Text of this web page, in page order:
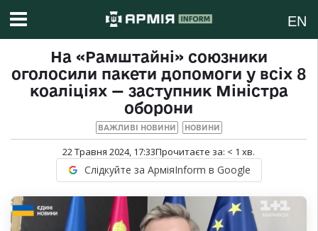
EN
На «Рамштайні» союзники
оголосили пакети допомоги у всіх 8
коаліціях — заступник Міністра
оборони
ВАЖЛИВІ НОВИНИ НОВИНИ
22 Травня 2024, 17:33Прочитаєте за: < 1 хв.
Слідкуйте за АрміяInform в Google